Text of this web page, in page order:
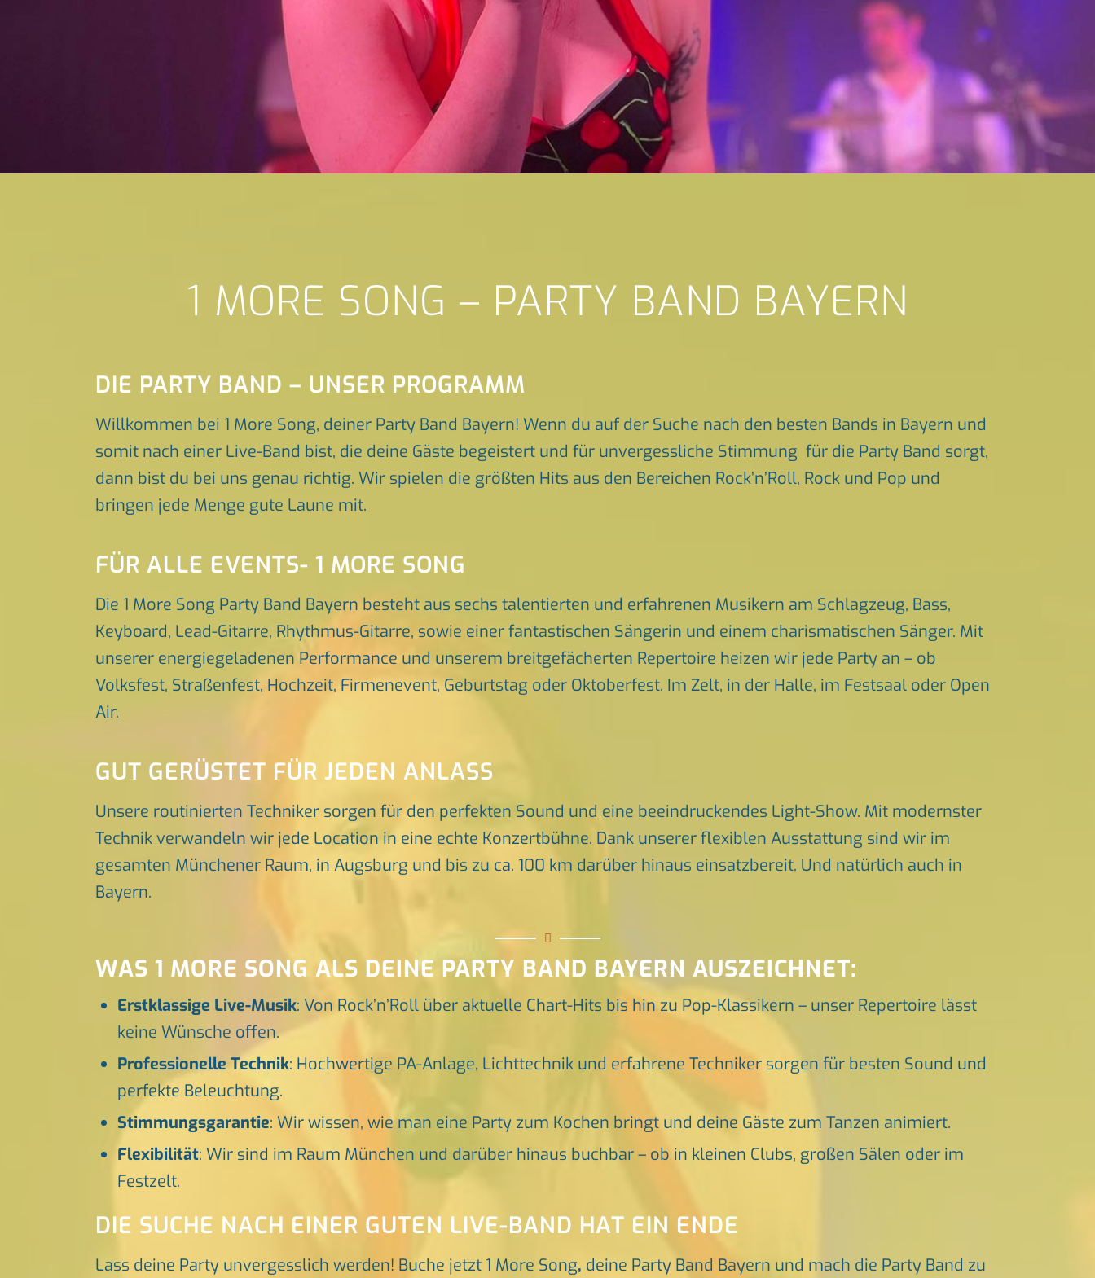
1 MORE SONG – PARTY BAND BAYERN
DIE PARTY BAND – UNSER PROGRAMM
Willkommen bei 1 More Song, deiner Party Band Bayern! Wenn du auf der Suche nach den besten Bands in Bayern und
somit nach einer Live-Band bist, die deine Gäste begeistert und für unvergessliche Stimmung für die Party Band sorgt,
dann bist du bei uns genau richtig. Wir spielen die größten Hits aus den Bereichen Rock’n’Roll, Rock und Pop und
bringen jede Menge gute Laune mit.
FÜR ALLE EVENTS- 1 MORE SONG
Die 1 More Song Party Band Bayern besteht aus sechs talentierten und erfahrenen Musikern am Schlagzeug, Bass,
Keyboard, Lead-Gitarre, Rhythmus-Gitarre, sowie einer fantastischen Sängerin und einem charismatischen Sänger. Mit
unserer energiegeladenen Performance und unserem breitgefächerten Repertoire heizen wir jede Party an – ob
Volksfest, Straßenfest, Hochzeit, Firmenevent, Geburtstag oder Oktoberfest. Im Zelt, in der Halle, im Festsaal oder Open
Air.
GUT GERÜSTET FÜR JEDEN ANLASS
Unsere routinierten Techniker sorgen für den perfekten Sound und eine beeindruckendes Light-Show. Mit modernster
Technik verwandeln wir jede Location in eine echte Konzertbühne. Dank unserer flexiblen Ausstattung sind wir im
gesamten Münchener Raum, in Augsburg und bis zu ca. 100 km darüber hinaus einsatzbereit. Und natürlich auch in
Bayern.
WAS 1 MORE SONG ALS DEINE PARTY BAND BAYERN AUSZEICHNET:
Erstklassige Live-Musik: Von Rock’n’Roll über aktuelle Chart-Hits bis hin zu Pop-Klassikern – unser Repertoire lässt
keine Wünsche offen.
Professionelle Technik: Hochwertige PA-Anlage, Lichttechnik und erfahrene Techniker sorgen für besten Sound und
perfekte Beleuchtung.
Stimmungsgarantie: Wir wissen, wie man eine Party zum Kochen bringt und deine Gäste zum Tanzen animiert.
Flexibilität: Wir sind im Raum München und darüber hinaus buchbar – ob in kleinen Clubs, großen Sälen oder im
Festzelt.
DIE SUCHE NACH EINER GUTEN LIVE-BAND HAT EIN ENDE
Lass deine Party unvergesslich werden! Buche jetzt 1 More Song, deine Party Band Bayern und mach die Party Band zu